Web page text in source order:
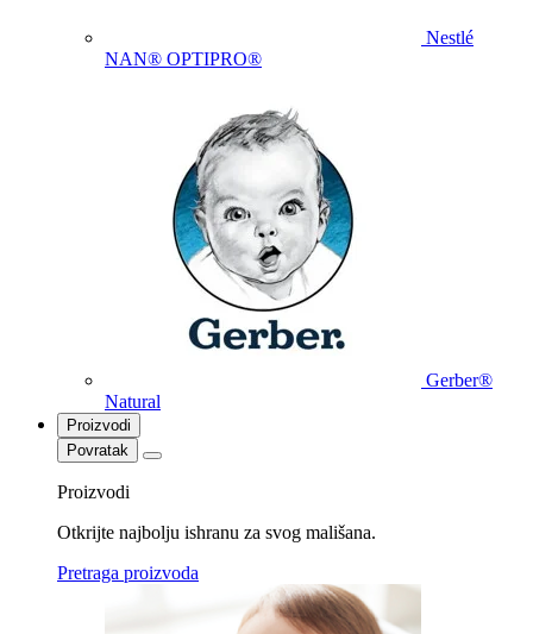
Nestlé
NAN® OPTIPRO®
Gerber®
Natural
Proizvodi
Povratak
Proizvodi
Otkrijte najbolju ishranu za svog mališana.
Pretraga proizvoda